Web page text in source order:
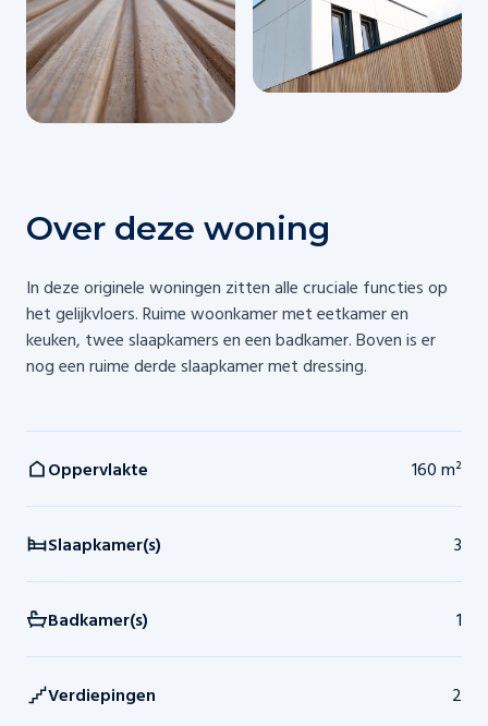
Over deze woning
In deze originele woningen zitten alle cruciale functies op
het gelijkvloers. Ruime woonkamer met eetkamer en
keuken, twee slaapkamers en een badkamer. Boven is er
nog een ruime derde slaapkamer met dressing.
Oppervlakte 160 m²
Slaapkamer(s) 3
Badkamer(s) 1
Verdiepingen 2